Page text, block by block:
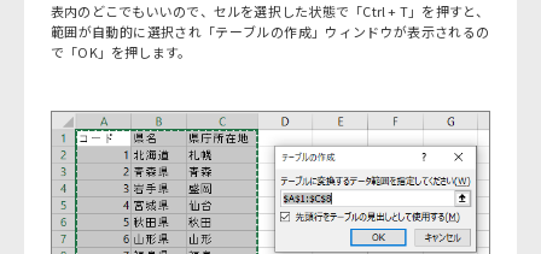
表内のどこでもいいので、セルを選択した状態で「Ctrl + T」を押すと、
範囲が自動的に選択され「テーブルの作成」ウィンドウが表示されるの
で「OK」を押します。